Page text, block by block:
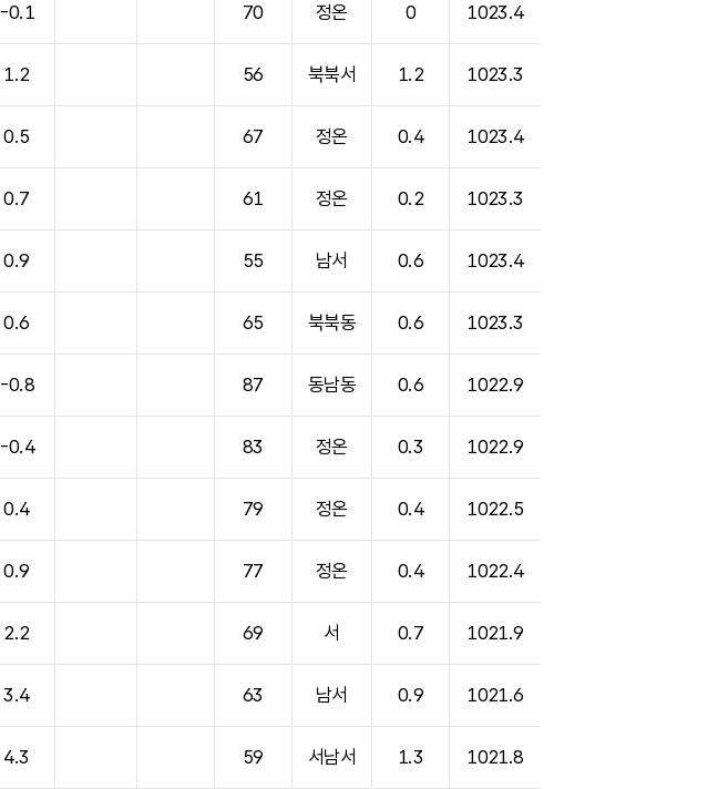
-0.1 70 정온 0 1023.4
1.2 56 북북서 1.2 1023.3
0.5 67 정온 0.4 1023.4
0.7 61 정온 0.2 1023.3
0.9 55 남서 0.6 1023.4
0.6 65 북북동 0.6 1023.3
-0.8 87 동남동 0.6 1022.9
-0.4 83 정온 0.3 1022.9
0.4 79 정온 0.4 1022.5
0.9 77 정온 0.4 1022.4
2.2 69 서 0.7 1021.9
3.4 63 남서 0.9 1021.6
4.3 59 서남서 1.3 1021.8